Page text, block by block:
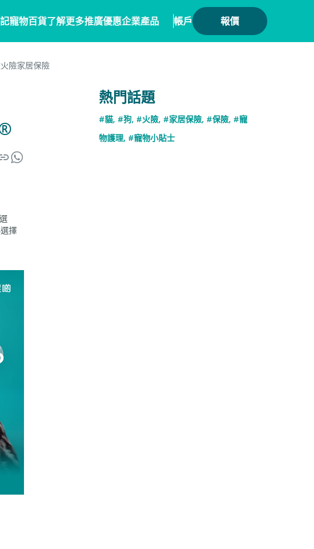
寵物百貨了解更多
網誌
保險101
推廣優惠
毛範生會員計劃
企業產品
數碼保險
數字資產保險
帳戶 報價
火險家居保險
擇
熱門話題
#貓, #狗, #火險, #家居保險, #保險, #寵
物護理, #寵物小貼士